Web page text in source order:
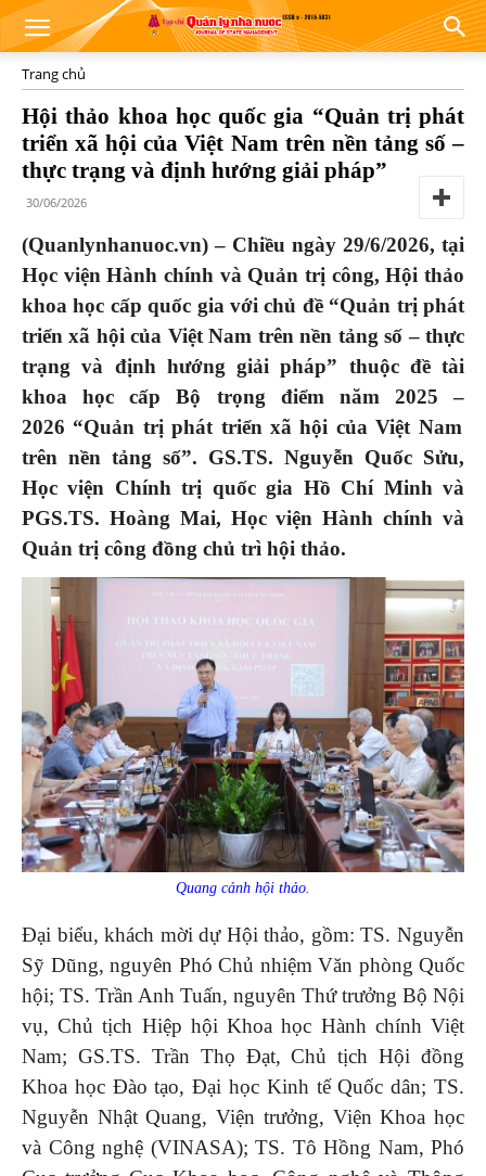
Trang chủ
Hội thảo khoa học quốc gia “Quản trị phát
triển xã hội của Việt Nam trên nền tảng số –
thực trạng và định hướng giải pháp”
30/06/2026
(Quanlynhanuoc.vn) – Chiều ngày 29/6/2026, tại
Học viện Hành chính và Quản trị công,Hội thảo
khoa học cấp quốc gia với chủ đề “Quản trị phát
triển xã hội của Việt Nam trên nền tảng số – thực
trạng và định hướng giải pháp” thuộc đề tài
khoa học cấp Bộ trọng điểm năm 2025–
2026 “Quản trị phát triển xã hội của Việt Nam
trên nền tảng số”. GS.TS. Nguyễn Quốc Sửu,
Học viện Chính trị quốc gia Hồ Chí Minh và
PGS.TS. Hoàng Mai, Học viện Hành chính và
Quản trị công đồng chủ trì hội thảo.
Quang cảnh hội thảo.
Đại biểu, khách mời dự Hội thảo, gồm: TS. Nguyễn
Sỹ Dũng, nguyên Phó Chủ nhiệm Văn phòng Quốc
hội; TS. Trần Anh Tuấn, nguyên Thứ trưởng Bộ Nội
vụ, Chủ tịch Hiệp hội Khoa học Hành chính Việt
Nam; GS.TS. Trần Thọ Đạt, Chủ tịch Hội đồng
Khoa học Đào tạo, Đại học Kinh tế Quốc dân; TS.
Nguyễn Nhật Quang, Viện trưởng, Viện Khoa học
và Công nghệ (VINASA); TS. Tô Hồng Nam, Phó